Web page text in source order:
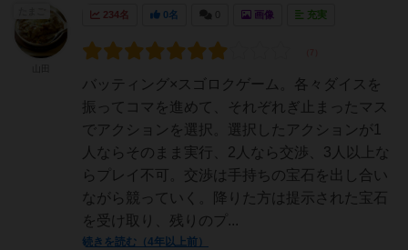
234名 0名 画像 充実
バッティング×スゴロクゲーム。各々ダイスを
振ってコマを進めて、それぞれぎ止まったマス
でアクションを選択。選択したアクションが1
人ならそのまま実行、2人なら交渉、3人以上な
らプレイ不可。交渉は手持ちの宝石を出し合い
ながら競っていく。降りた方は提示された宝石
を受け取り、残りのプ...
続きを読む（4年以上前）